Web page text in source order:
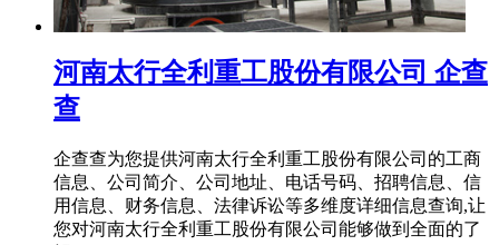
河南太行全利重工股份有限公司 企查
查
企查查为您提供河南太行全利重工股份有限公司的工商
信息、公司简介、公司地址、电话号码、招聘信息、信
用信息、财务信息、法律诉讼等多维度详细信息查询,让
您对河南太行全利重工股份有限公司能够做到全面的了